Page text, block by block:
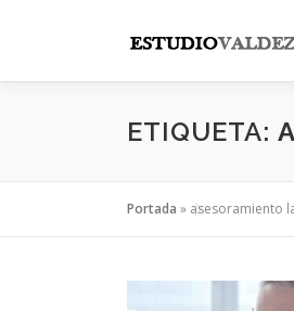
ETIQUETA:
Portada » asesoramiento